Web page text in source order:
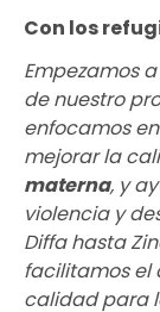
Con los
Empezamos
de nuestro
enfocamos en
mejorar la
materna, y
violencia y
Diffa hasta
facilitamos el
calidad para